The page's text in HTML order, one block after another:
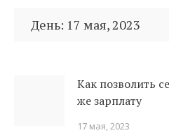
к
День: 17 мая, 2023
Как позволить
же зарплату
17 мая, 2023